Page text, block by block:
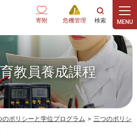
寄附 危機管理
教員養成課程
のポリシーと学位プログラム > 三つのポリシ